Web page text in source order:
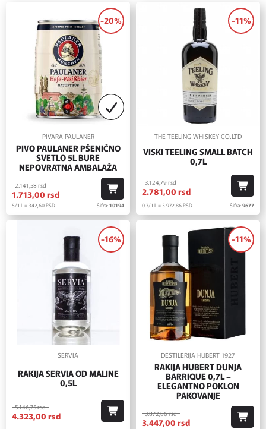
-20%
PIVARA PAULANER
PIVO PAULANER PŠENIČNO
SVETLO 5L BURE
NEPOVRATNA AMBALAŽA
2.141,58rsd
1.713,00 rsd
5/1 L = 342,60RSD Šifra:10194
-11%
THE TEELING WHISKEY CO.LTD
VISKI TEELING SMALL BATCH
0,7L
3.124,79rsd
2.781,00 rsd
0.7/1 L = 3.972,86RSD Šifra:9677
-16%
SERVIA
RAKIJA SERVIA OD MALINE
0,5L
5.146,75rsd
4.323,00 rsd
-11%
DESTILERIJA HUBERT 1927
RAKIJA HUBERT DUNJA
BARRIQUE 0,7L –
ELEGANTNO POKLON
PAKOVANJE
3.872,86rsd
3.447,00 rsd